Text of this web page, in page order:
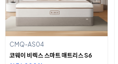
CMQ-AS04
코웨이 비렉스 스마트 매트리스 S6